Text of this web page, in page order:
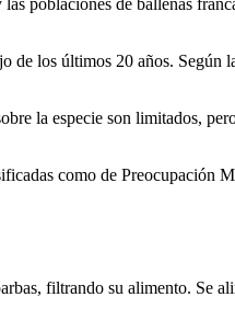
de los últimos 20 años. Según
la especie son limitados,
como de Preocupación
filtrando su alimento. Se